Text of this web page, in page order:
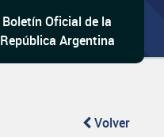
Boletín Oficial de la
República Argentina
Volver